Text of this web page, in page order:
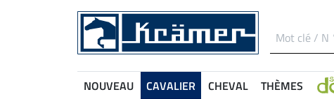
NOUVEAU CAVALIER CHEVAL THÈMES